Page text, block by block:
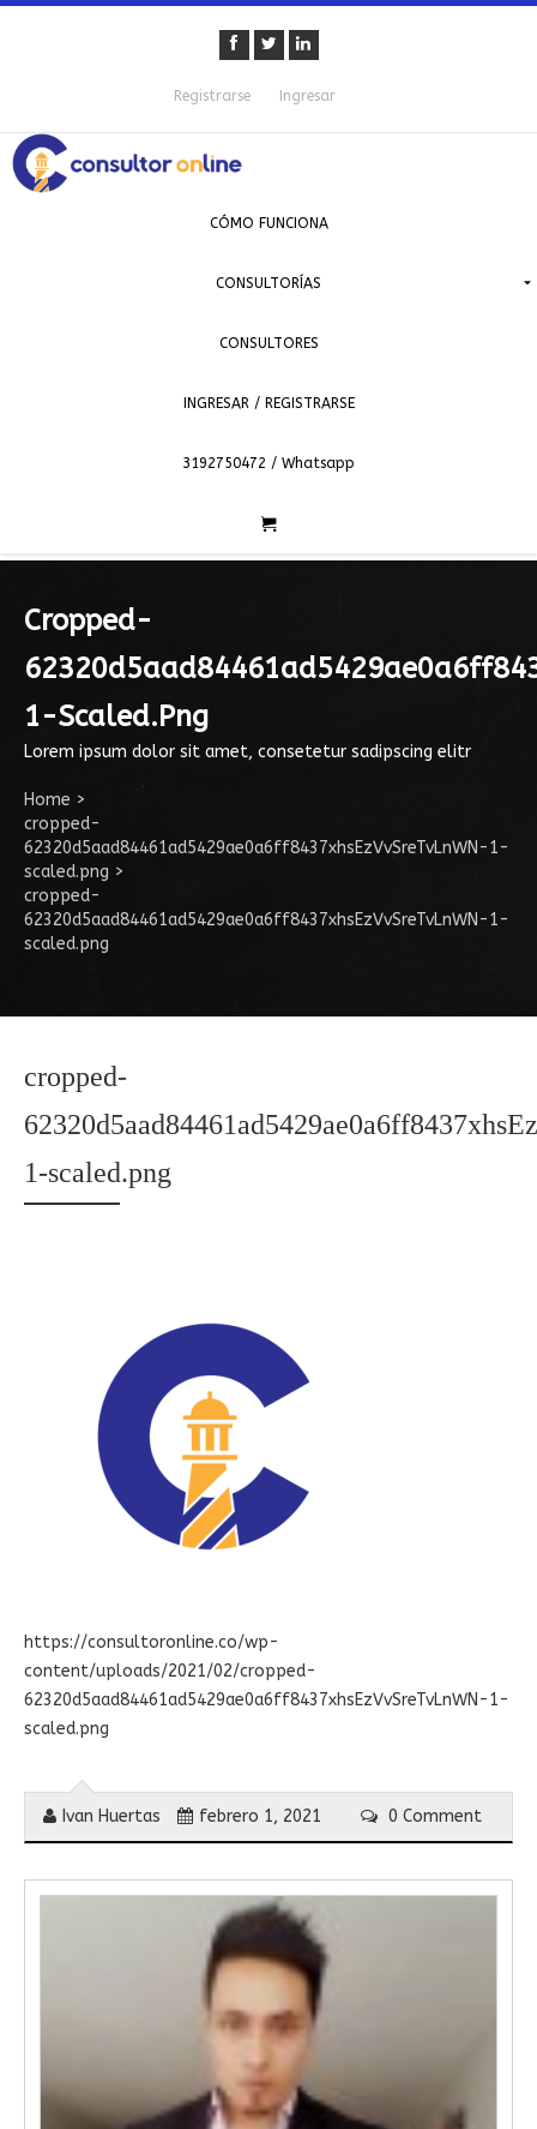
Registrarse Ingresar
CÓMO FUNCIONA
CONSULTORÍAS
CONSULTORES
INGRESAR / REGISTRARSE
3192750472 / Whatsapp
Cropped-
1-Scaled.png
Lorem ipsum dolor sit amet, consetetur sadipscing elitr
Home >
cropped-
62320d5aad84461ad5429ae0a6ff8437xhsEzVvSreTvLnWN-1-
scaled.png >
cropped-
62320d5aad84461ad5429ae0a6ff8437xhsEzVvSreTvLnWN-1-
scaled.png
cropped-
1-scaled.png
https://consultoronline.co/wp-
content/uploads/2021/02/cropped-
62320d5aad84461ad5429ae0a6ff8437xhsEzVvSreTvLnWN-1-
scaled.png
Ivan Huertas febrero 1, 2021 0 Comment